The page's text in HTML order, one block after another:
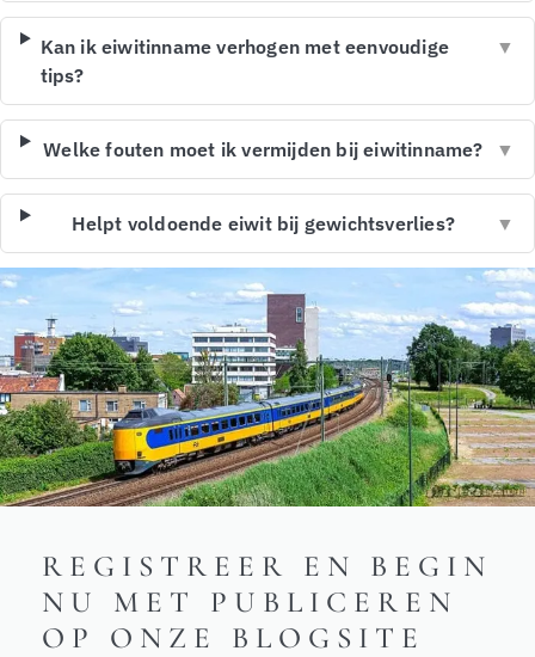
Kan ik eiwitinname verhogen met eenvoudige
tips?
▼
Welke fouten moet ik vermijden bij eiwitinname? ▼
Helpt voldoende eiwit bij gewichtsverlies? ▼
REGISTREER EN BEGIN
NU MET PUBLICEREN
OP ONZE BLOGSITE